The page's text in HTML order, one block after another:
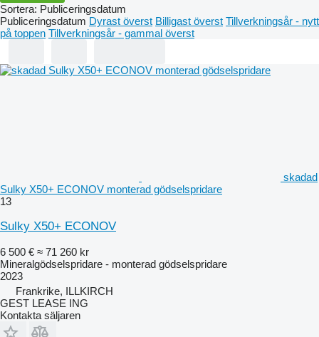
Sortera: Publiceringsdatum
Publiceringsdatum Dyrast överst Billigast överst Tillverkningsår - nytt
på toppen Tillverkningsår - gammal överst
skadad
Sulky X50+ ECONOV monterad gödselspridare
13
Sulky X50+ ECONOV
6 500 € ≈ 71 260 kr
Mineralgödselspridare - monterad gödselspridare
2023
Frankrike, ILLKIRCH
GEST LEASE ING
Kontakta säljaren